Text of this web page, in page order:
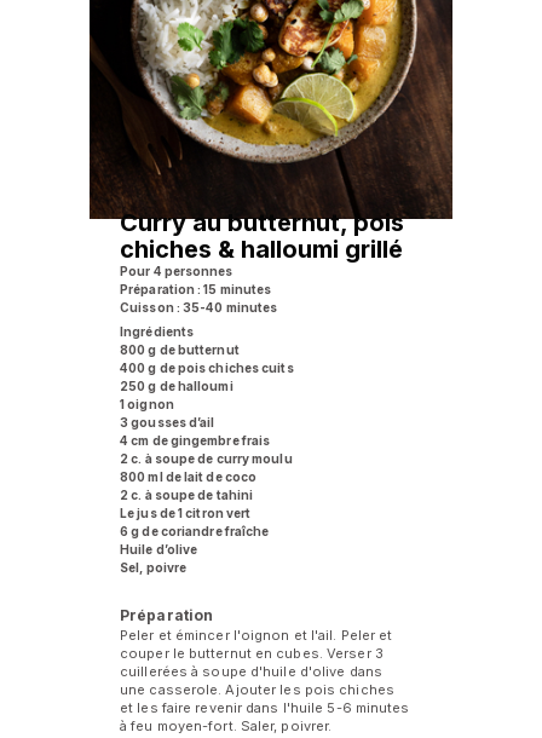
Curry au butternut, pois
chiches & halloumi grillé
Pour 4 personnes
Préparation : 15 minutes
Cuisson : 35-40 minutes
Ingrédients
800 g de butternut
400 g de pois chiches cuits
250 g de halloumi
1 oignon
3 gousses d’ail
4 cm de gingembre frais
2 c. à soupe de curry moulu
800 ml de lait de coco
2 c. à soupe de tahini
Le jus de 1 citron vert
6 g de coriandre fraîche
Huile d’olive
Sel, poivre
Préparation
Peler et émincer l'oignon et l'ail. Peler et
couper le butternut en cubes. Verser 3
cuillerées à soupe d'huile d'olive dans
une casserole. Ajouter les pois chiches
et les faire revenir dans l'huile 5-6 minutes
à feu moyen-fort. Saler, poivrer.